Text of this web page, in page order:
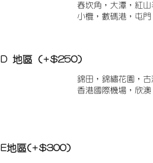
舂坎角，大潭，紅山
小欖，數碼港，屯
D 地區 (+$250)
錦田，錦繡花園，古
香港國際機場，欣澳
E地區(+$300)